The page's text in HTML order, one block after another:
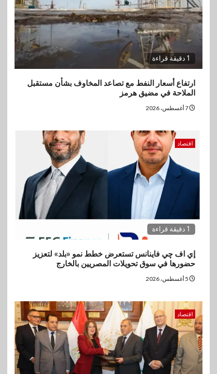
1 دقيقة قراءة
ارتفاع أسعار النفط مع تصاعد المخاوف بشأن مستقبل
الملاحة في مضيق هرمز
اقتصاد
1 دقيقة قراءة
إي اف چي فاينانس تستعرض خطط نمو «بلد» لتعزيز
حضورها في سوق تحويلات المصريين بالخارج
اقتصاد